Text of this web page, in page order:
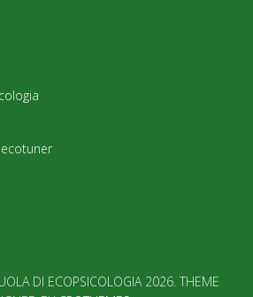
DI ECOPSICOLOGIA 2026. THEME